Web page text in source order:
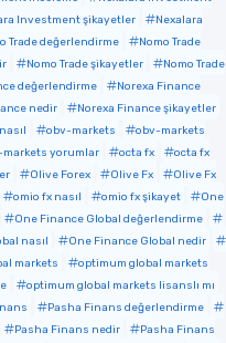
Investment şikayetler
Nexalara
Trade değerlendirme
Nomo Trade
Nomo Trade şikayetler
Nomo Trade
değerlendirme
Norexa Finance
nedir
Norexa Finance şikayetler
obv-markets
obv-markets
markets yorumlar octa fx
octa fx
Olive Forex Olive Fx
Olive Fx
omio fx nasıl omio fx şikayet
One
One Finance Global değerlendirme
nasıl
One Finance Global nedir
markets
optimum global markets
optimum global markets lisanslı mı
Pasha Finans değerlendirme
Pasha Finans nedir
Pasha Finans